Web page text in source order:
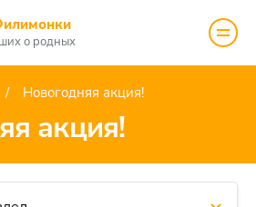
о родных
Новогодняя акция!
акция!